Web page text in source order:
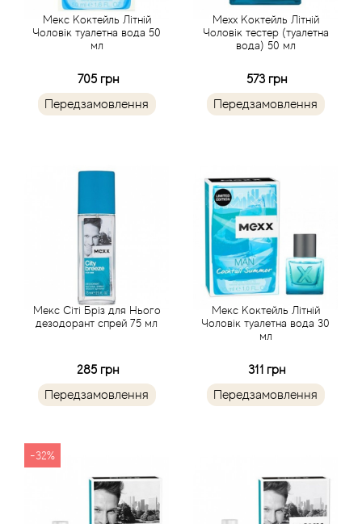
Мекс Коктейль Літній
Чоловік туалетна вода 50
мл
705 грн
Передзамовлення
Mexx Коктейль Літній
Чоловік тестер (туалетна
вода) 50 мл
573 грн
Передзамовлення
Мекс Сіті Бріз для Нього
дезодорант спрей 75 мл
285 грн
Передзамовлення
Мекс Коктейль Літній
Чоловік туалетна вода 30
мл
311 грн
Передзамовлення
-32%
Azalia Parfums
Baldessarini
Balenciaga
Banana Republic
Baviphat
Bebe